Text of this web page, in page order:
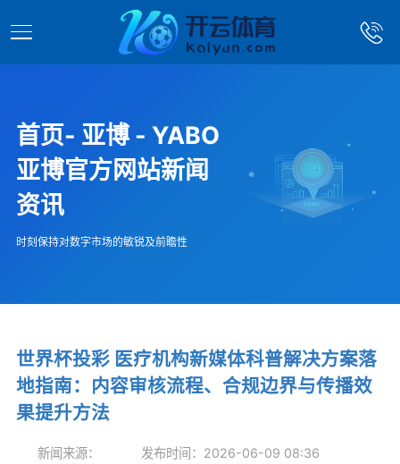
首页- 亚博 - YABO
亚博官方网站新闻
资讯
时刻保持对数字市场的敏锐及前瞻性
世界杯投彩 医疗机构新媒体科普解决方案落
地指南：内容审核流程、合规边界与传播效
果提升方法
新闻来源： 发布时间：2026-06-09 08:36